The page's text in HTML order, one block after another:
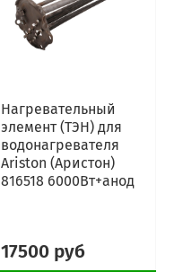
Нагревательный
элемент (ТЭН) для
водонагревателя
Ariston (Аристон)
816518 6000Вт+анод
17500 руб